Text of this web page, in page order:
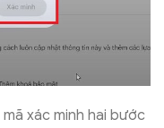
xác minh hai bước